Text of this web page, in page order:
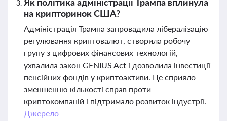
на крипторинок США?
Адміністрація Трампа запровадила лібералізацію
регулювання криптовалют, створила робочу
групу з цифрових фінансових технологій,
ухвалила закон GENIUS Act і дозволила інвестиції
пенсійних фондів у криптоактиви. Це сприяло
зменшенню кількості справ проти
криптокомпаній і підтримало розвиток індустрії.
Джерело